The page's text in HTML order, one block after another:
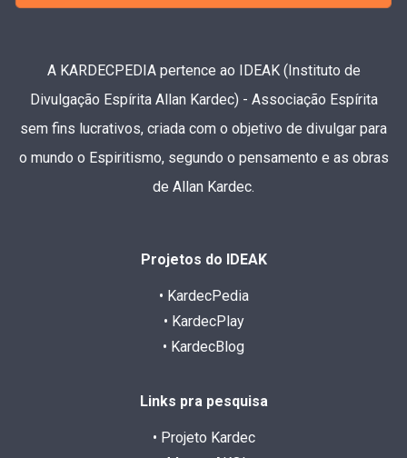
A KARDECPEDIA pertence ao IDEAK (Instituto de
Divulgação Espírita Allan Kardec) - Associação Espírita
sem fins lucrativos, criada com o objetivo de divulgar para
o mundo o Espiritismo, segundo o pensamento e as obras
de Allan Kardec.
Projetos do IDEAK
• KardecPedia
• KardecPlay
• KardecBlog
Links pra pesquisa
• Projeto Kardec